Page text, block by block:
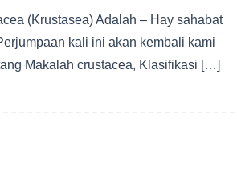
(Krustasea) Adalah – Hay sahabat
kali ini akan kembali kami
Makalah crustacea, Klasifikasi […]